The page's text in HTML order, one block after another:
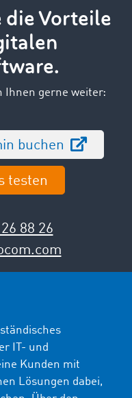
die Vorteile
Ihnen gerne weiter:
buchen
testen
88 26
IT- und
Kunden mit
Lösungen dabei,